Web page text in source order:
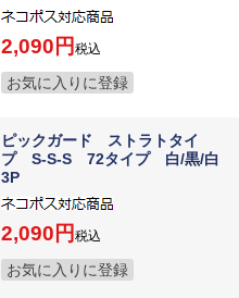
2,090 税込
お気に入りに登録
ピックガード ストラトタイ
プ S-S-S 72タイプ 白/黒/白
3P
2,090 税込
お気に入りに登録